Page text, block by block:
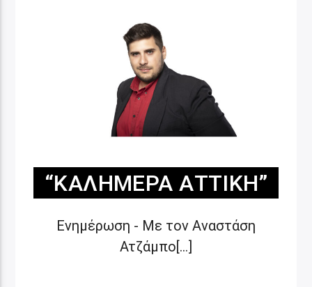
“ΚΑΛΗΜΈΡΑ ΑΤΤΙΚΉ”
Ενημέρωση - Με τον Αναστάση
Ατζάμπο[...]